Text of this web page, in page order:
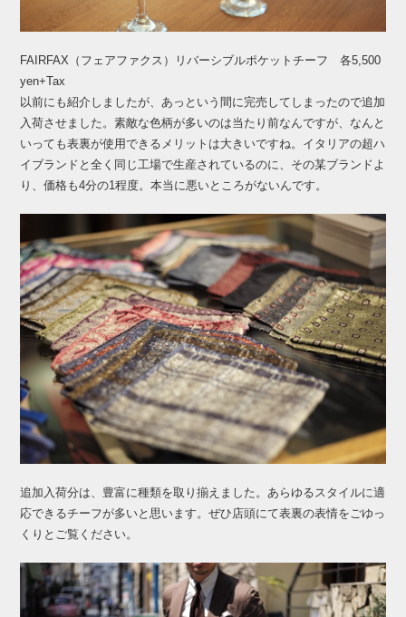
FAIRFAX（フェアファクス）リバーシブルポケットチーフ 各5,500
yen+Tax
以前にも紹介しましたが、あっという間に完売してしまったので追加
入荷させました。素敵な色柄が多いのは当たり前なんですが、なんと
いっても表裏が使用できるメリットは大きいですね。イタリアの超ハ
イブランドと全く同じ工場で生産されているのに、その某ブランドよ
り、価格も4分の1程度。本当に悪いところがないんです。
追加入荷分は、豊富に種類を取り揃えました。あらゆるスタイルに適
応できるチーフが多いと思います。ぜひ店頭にて表裏の表情をごゆっ
くりとご覧ください。